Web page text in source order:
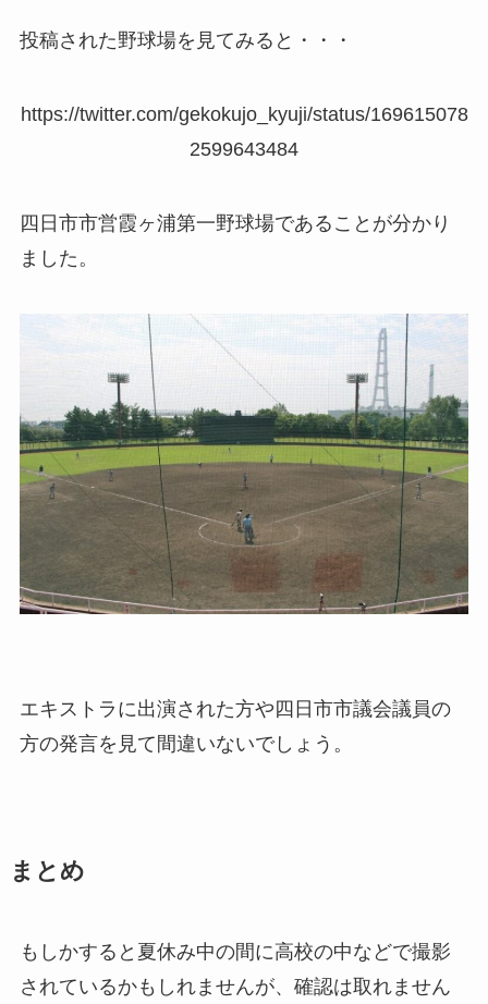
投稿された野球場を見てみると・・・
https://twitter.com/gekokujo_kyuji/status/169615078
2599643484
四日市市営霞ヶ浦第一野球場であることが分かり
ました。
エキストラに出演された方や四日市市議会議員の
方の発言を見て間違いないでしょう。
まとめ
もしかすると夏休み中の間に高校の中などで撮影
されているかもしれませんが、確認は取れません